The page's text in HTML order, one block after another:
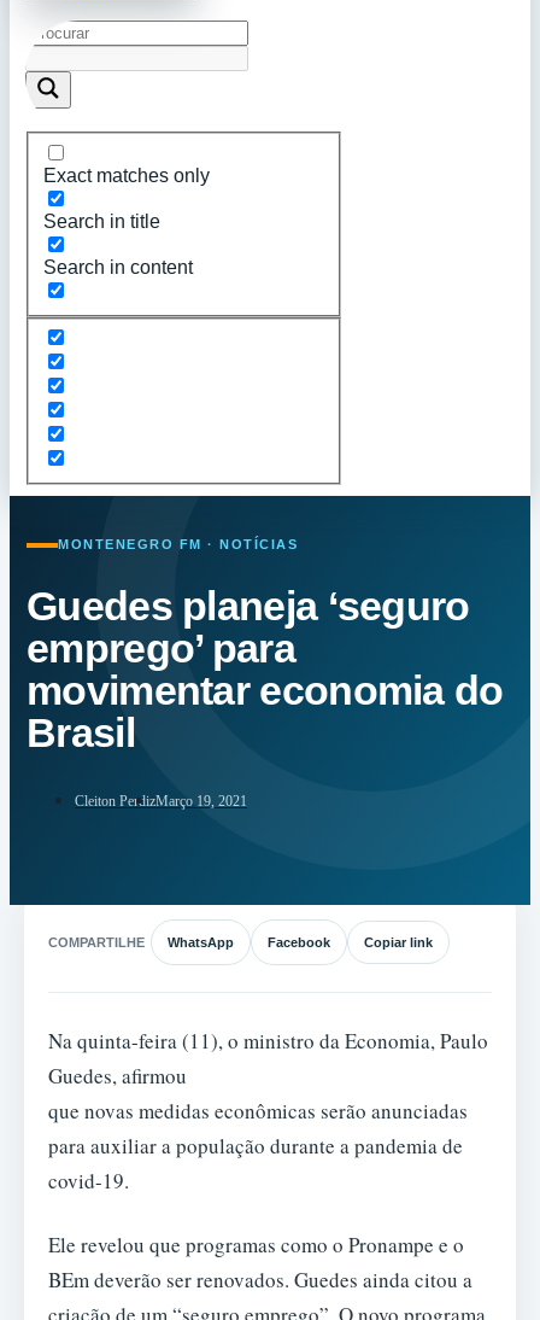
Exact matches only
Search in title
Search in content
MONTENEGRO FM · NOTÍCIAS
Guedes planeja ‘seguro
emprego’ para
movimentar economia do
Brasil
Cleiton PerdizMarço 19, 2021
COMPARTILHE WhatsApp Facebook Copiar link
Na quinta-feira (11), o ministro da Economia, Paulo
Guedes, afirmou
que novas medidas econômicas serão anunciadas
para auxiliar a população durante a pandemia de
covid-19.
Ele revelou que programas como o Pronampe e o
BEm deverão ser renovados. Guedes ainda citou a